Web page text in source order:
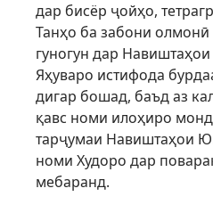
дар бисёр ҷойҳо,
Танҳо ба забони
гуногун дар
Яҳуваро истифода
дигар бошад, баъд аз
қавс номи илоҳиро
тарҷумаи Навиштаҳои
номи Худоро дар
мебаранд.